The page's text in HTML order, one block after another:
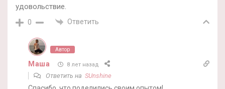
удовольствие.
0 Ответить
Автор
Маша 8 лет назад
Ответить на SUnshine